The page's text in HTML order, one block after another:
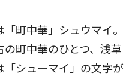
町中華」シュウマイ。
町中華のひとつ、浅草
「シューマイ」の文字が